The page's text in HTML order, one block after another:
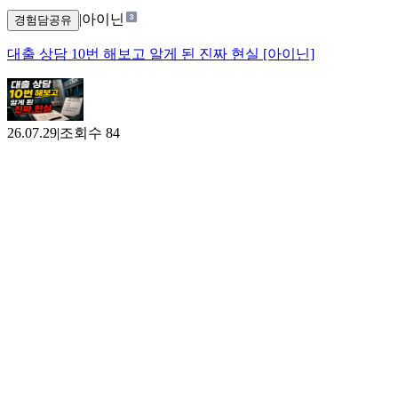
경험담공유 |아이닌
대출 상담 10번 해보고 알게 된 진짜 현실 [아이닌]
26.07.29|조회수 84